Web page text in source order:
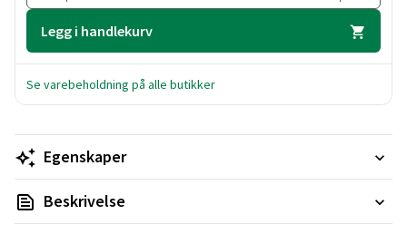
Legg i handlekurv
Se varebeholdning på alle butikker
Egenskaper
Beskrivelse